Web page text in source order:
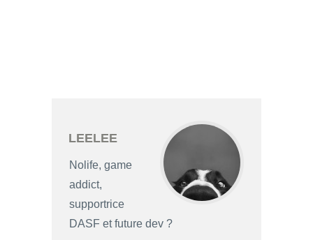
LEELEE
Nolife, game
addict,
supportrice
DASF et future dev ?